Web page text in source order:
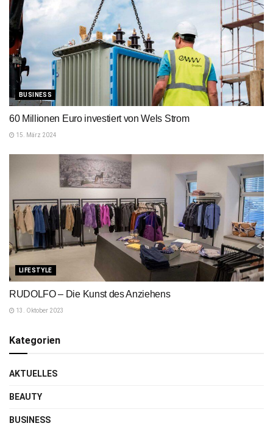
BUSINESS
60 Millionen Euro investiert von Wels Strom
15. März 2024
LIFESTYLE
RUDOLFO – Die Kunst des Anziehens
13. Oktober 2023
Kategorien
AKTUELLES
BEAUTY
BUSINESS